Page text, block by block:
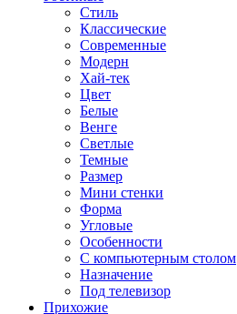
Стиль
Классические
Современные
Модерн
Хай-тек
Цвет
Белые
Венге
Светлые
Темные
Размер
Мини стенки
Форма
Угловые
Особенности
С компьютерным столом
Назначение
Под телевизор
Прихожие